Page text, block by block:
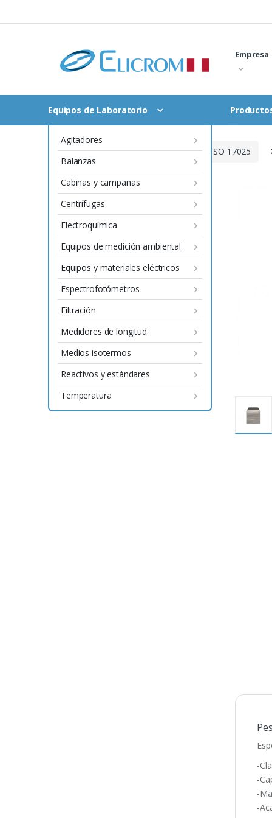
al
Empresa
Equipos de Laboratorio
Agitadores
Balanzas
Cabinas y campanas
Centrífugas
Electroquímica
Equipos de medición ambiental
Equipos y materiales eléctricos
Espectrofotómetros
Filtración
Medidores de longitud
Medios isotermos
Reactivos y estándares
Temperatura
Inicio Productos con certificado ISO 17025
-
-
-
-